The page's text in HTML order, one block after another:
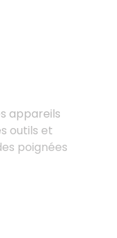
appareils
outils et
poignées